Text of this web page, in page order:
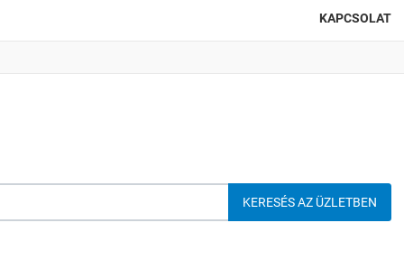
KAPCSOLAT